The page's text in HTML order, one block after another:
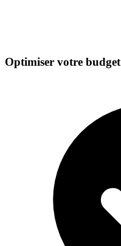
Optimiser votre budget